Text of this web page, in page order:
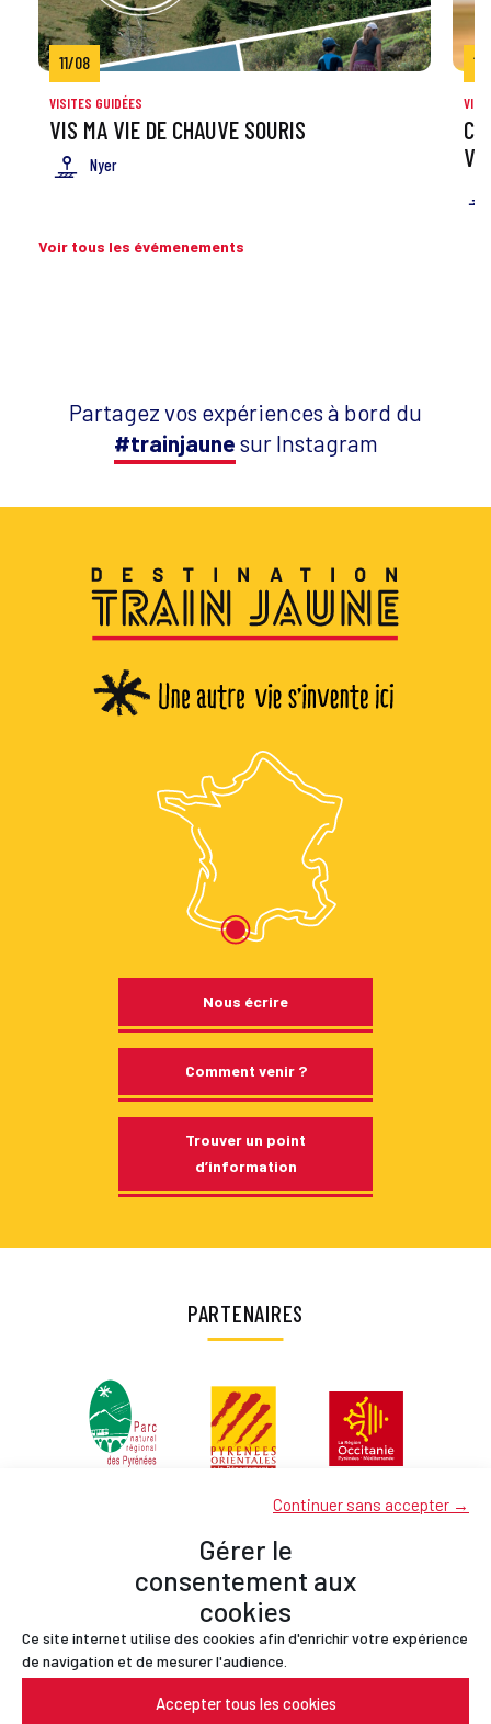
Gérer le
consentement aux
cookies
Ce site internet utilise des cookies afin d'enrichir votre expérience
de navigation et de mesurer l'audience.
Accepter tous les cookies
Continuer sans accepter →
11/08
VISITES GUIDÉES
VIS MA VIE DE CHAUVE SOURIS
Nyer
Voir tous les évémenements
Partagez vos expériences à bord du
#trainjaune sur Instagram
Nous écrire
Comment venir ?
Trouver un point
d’information
PARTENAIRES
Partenaires
Contact
Mentions légales